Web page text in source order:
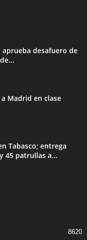
aprueba desafuero de
Madrid en clase
Tabasco; entrega
45 patrullas a...
8620